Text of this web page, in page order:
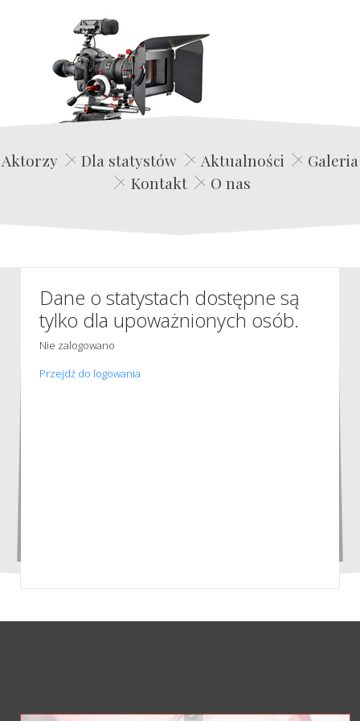
Edwin Film Agencja Aktorska
Aktorzy Dla statystów Aktualności
Galeria
Kontakt
O nas
Dane o statystach dostępne są
tylko dla upoważnionych osób.
Nie zalogowano
Przejdź do logowania